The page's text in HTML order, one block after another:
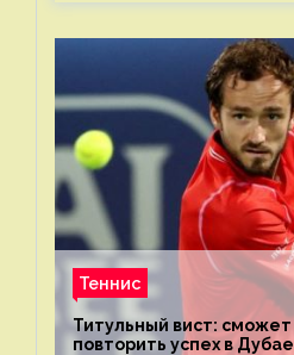
Теннис
Титульный вист:
повторить успех в Дубае